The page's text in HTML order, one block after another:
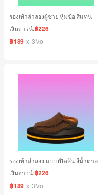
รองเท้าลำลองผู้ชาย หุ้มข้อ สีแทน
เงินดาวน์:฿226
฿189 x 3Mo
รองเท้าลำลอง แบบเปิดส้น สีน้ำตาล
เงินดาวน์:฿226
฿189 x 3Mo